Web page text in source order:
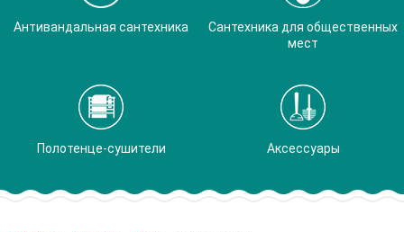
Антивандальная сантехника
Сантехника для общественных
мест
Полотенце-сушители Аксессуары